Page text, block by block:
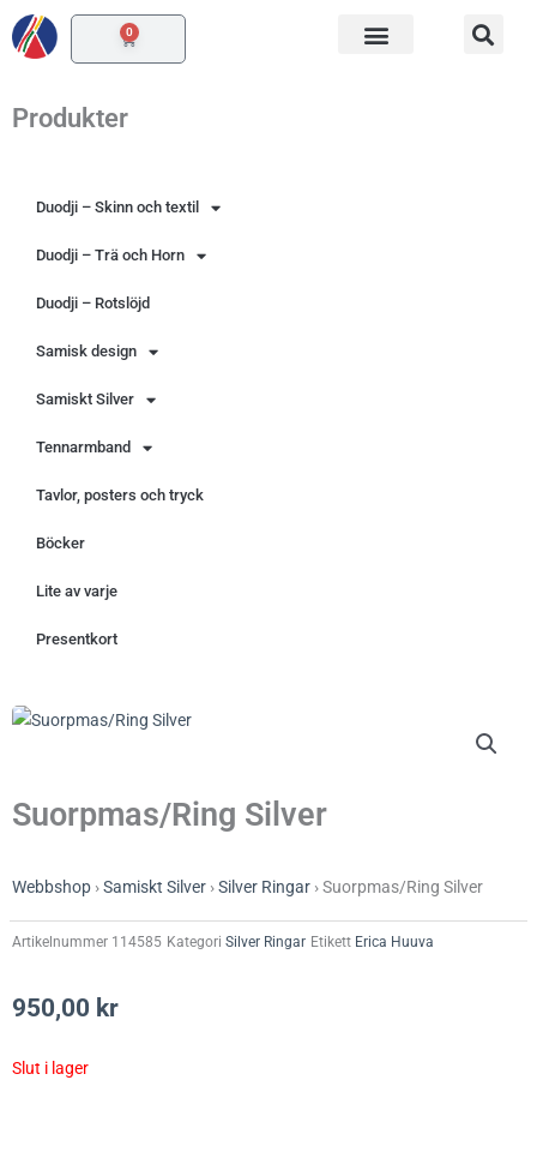
Hoppa
till
0
Varukorg
Produkter
Duodji – Skinn och textil
Duodji – Trä och Horn
Duodji – Rotslöjd
Samisk design
Samiskt Silver
Tennarmband
Tavlor, posters och tryck
Böcker
Lite av varje
Presentkort
Suorpmas/Ring Silver
Webbshop ›Samiskt Silver ›Silver Ringar ›Suorpmas/Ring Silver
Artikelnummer 114585 Kategori Silver Ringar Etikett Erica Huuva
950,00 kr
Slut i lager